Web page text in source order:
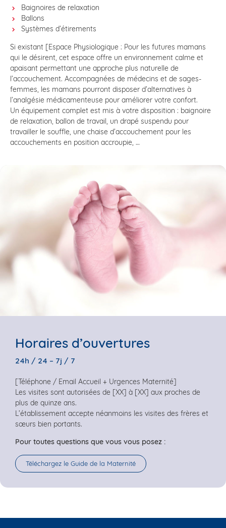
Baignoires de relaxation
Ballons
Systèmes d’étirements
Si existant [Espace Physiologique : Pour les futures mamans
qui le désirent, cet espace offre un environnement calme et
apaisant permettant une approche plus naturelle de
l’accouchement. Accompagnées de médecins et de sages-
femmes, les mamans pourront disposer d’alternatives à
l’analgésie médicamenteuse pour améliorer votre confort.
Un équipement complet est mis à votre disposition : baignoire
de relaxation, ballon de travail, un drapé suspendu pour
travailler le souffle, une chaise d’accouchement pour les
accouchements en position accroupie, …
Horaires d’ouvertures
24h / 24 – 7j / 7
[Téléphone / Email Accueil + Urgences Maternité]
Les visites sont autorisées de [XX] à [XX] aux proches de
plus de quinze ans.
L’établissement accepte néanmoins les visites des frères et
sœurs bien portants.
Pour toutes questions que vous vous posez :
Téléchargez le Guide de la Maternité